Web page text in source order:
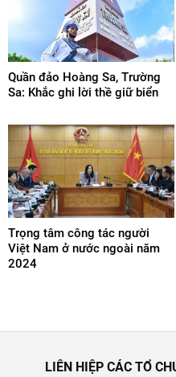
Quần đảo Hoàng Sa, Trường
Sa: Khắc ghi lời thề giữ biển
Trọng tâm công tác người
Việt Nam ở nước ngoài năm
2024
LIÊN HIỆP CÁC TỔ